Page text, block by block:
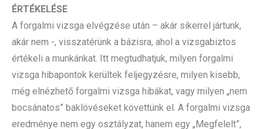
ÉRTÉKELÉSE
A forgalmi vizsga elvégzése után – akár sikerrel jártunk,
akár nem -, visszatérünk a bázisra, ahol a vizsgabiztos
értékeli a munkánkat. Itt megtudhatjuk, milyen forgalmi
vizsga hibapontok kerültek feljegyzésre, milyen kisebb,
még elnézhető forgalmi vizsga hibákat, vagy milyen „nem
bocsánatos” baklövéseket követtünk el. A forgalmi vizsga
eredménye nem egy osztályzat, hanem egy „Megfelelt”,